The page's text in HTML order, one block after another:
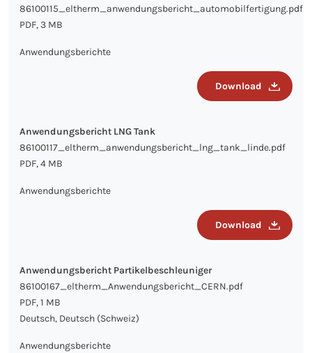
86100115_eltherm_anwendungsbericht_automobilfertigung.pdf
PDF, 3 MB
Anwendungsberichte
Download
Anwendungsbericht LNG Tank
86100117_eltherm_anwendungsbericht_lng_tank_linde.pdf
PDF, 4 MB
Anwendungsberichte
Download
Anwendungsbericht Partikelbeschleuniger
86100167_eltherm_Anwendungsbericht_CERN.pdf
PDF, 1 MB
Deutsch, Deutsch (Schweiz)
Anwendungsberichte